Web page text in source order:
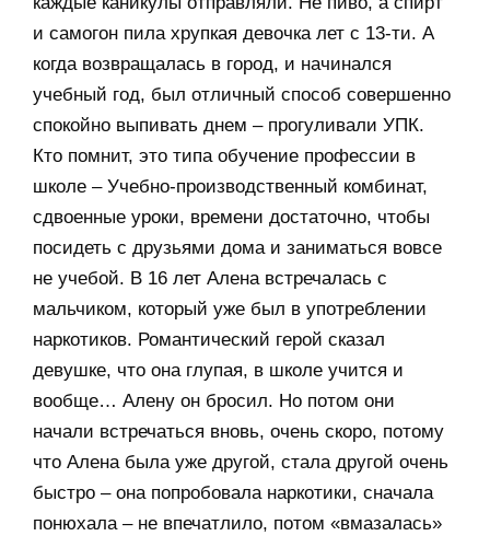
и самогон пила хрупкая девочка лет с 13-ти. А
когда возвращалась в город, и начинался
учебный год, был отличный способ совершенно
спокойно выпивать днем – прогуливали УПК.
Кто помнит, это типа обучение профессии в
школе – Учебно-производственный комбинат,
сдвоенные уроки, времени достаточно, чтобы
посидеть с друзьями дома и заниматься вовсе
не учебой. В 16 лет Алена встречалась с
мальчиком, который уже был в употреблении
наркотиков. Романтический герой сказал
девушке, что она глупая, в школе учится и
вообще… Алену он бросил. Но потом они
начали встречаться вновь, очень скоро, потому
что Алена была уже другой, стала другой очень
быстро – она попробовала наркотики, сначала
понюхала – не впечатлило, потом «вмазалась»